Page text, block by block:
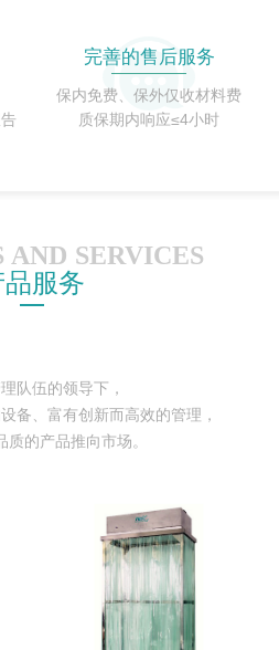
完善的售后服务
保内免费、保外仅收材料费
质保期内响应≤4小时
AND SERVICES
品服务
队伍的领导下，
备、富有创新而高效的管理，
质的产品推向市场。